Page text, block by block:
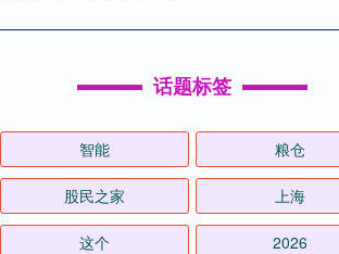
话题标签
智能 粮仓
股民之家 上海
这个 2026